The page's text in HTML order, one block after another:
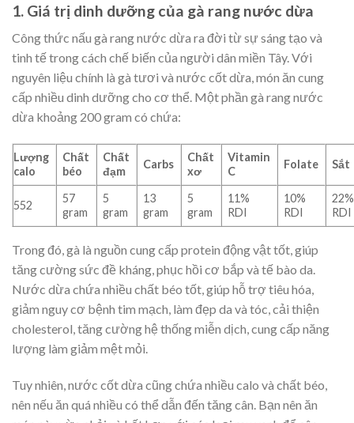
1. Giá trị dinh dưỡng của gà rang nước dừa
Công thức nấu gà rang nước dừa ra đời từ sự sáng tạo và
tinh tế trong cách chế biến của người dân miền Tây. Với
nguyên liệu chính là gà tươi và nước cốt dừa, món ăn cung
cấp nhiều dinh dưỡng cho cơ thể. Một phần gà rang nước
dừa khoảng 200 gram có chứa:
Lượng
calo
Chất
béo
Chất
đạm
Carbs
Chất
xơ
Vitamin
C
Folate Sắt
552
57
gram
5
gram
13
gram
5
gram
11%
RDI
10%
RDI
22%
RDI
Trong đó, gà là nguồn cung cấp protein động vật tốt, giúp
tăng cường sức đề kháng, phục hồi cơ bắp và tế bào da.
Nước dừa chứa nhiều chất béo tốt, giúp hỗ trợ tiêu hóa,
giảm nguy cơ bệnh tim mạch, làm đẹp da và tóc, cải thiện
cholesterol, tăng cường hệ thống miễn dịch, cung cấp năng
lượng làm giảm mệt mỏi.
Tuy nhiên, nước cốt dừa cũng chứa nhiều calo và chất béo,
nên nếu ăn quá nhiều có thể dẫn đến tăng cân. Bạn nên ăn